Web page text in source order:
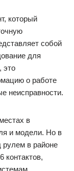
который
собой
для
это
о работе
неисправности.
в
и модели. Но в
рулем в районе
контактов,